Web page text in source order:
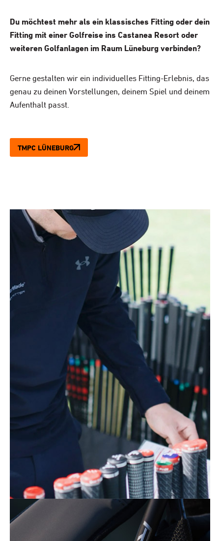
Du möchtest mehr als ein klassisches Fitting oder dein
Fitting mit einer Golfreise ins Castanea Resort oder
weiteren Golfanlagen im Raum Lüneburg verbinden?
Gerne gestalten wir ein individuelles Fitting-Erlebnis, das
genau zu deinen Vorstellungen, deinem Spiel und deinem
Aufenthalt passt.
TMPC LÜNEBURG